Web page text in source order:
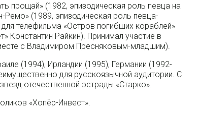
прощай» (1982, эпизодическая роль певца на
(1989, эпизодическая роль певца-
телефильма «Остров погибших кораблей»
Константин Райкин). Принимал участие в
с Владимиром Пресняковым-младшим).
(1994), Ирландии (1995), Германии (1992-
для русскоязычной аудитории. С
отечественной эстрады «Старко».
«Хопёр-Инвест».